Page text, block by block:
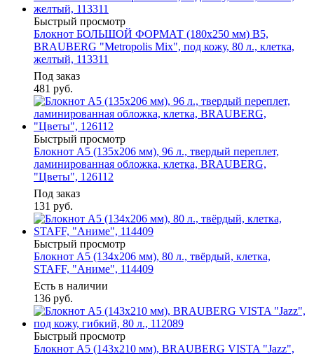
Быстрый просмотр
Блокнот БОЛЬШОЙ ФОРМАТ (180х250 мм) B5,
BRAUBERG "Metropolis Mix", под кожу, 80 л., клетка,
желтый, 113311
Под заказ
481 руб.
Быстрый просмотр
Блокнот А5 (135х206 мм), 96 л., твердый переплет,
ламинированная обложка, клетка, BRAUBERG,
"Цветы", 126112
Под заказ
131 руб.
Быстрый просмотр
Блокнот А5 (134х206 мм), 80 л., твёрдый, клетка,
STAFF, "Аниме", 114409
Есть в наличии
136 руб.
Быстрый просмотр
Блокнот А5 (143x210 мм), BRAUBERG VISTA "Jazz",